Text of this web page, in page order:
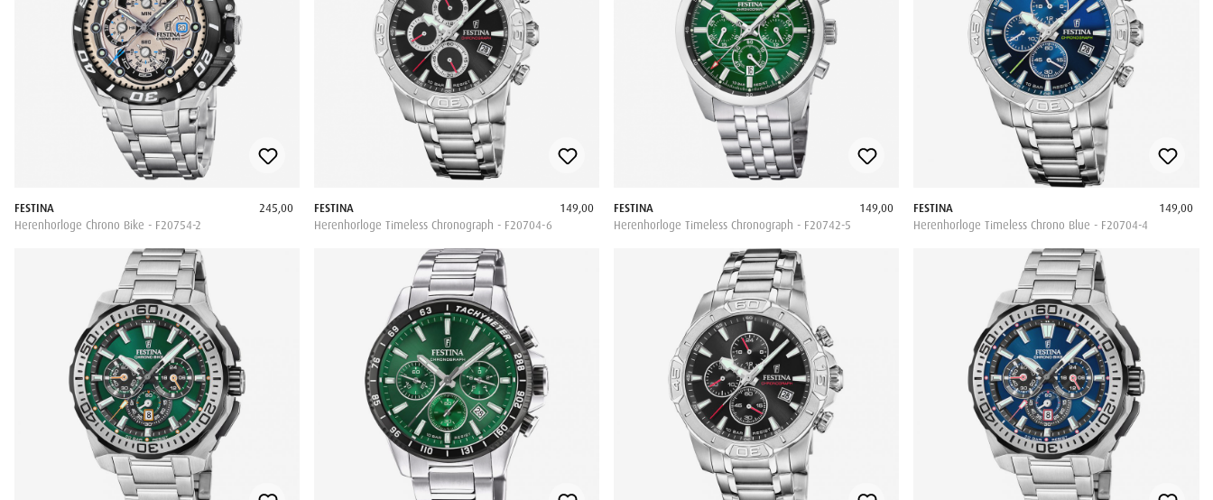
FESTINA
Herenhorloge Chrono Bike - F20754-2
245,00
FESTINA
Herenhorloge Timeless Chronograph - F20704-6
149,00
FESTINA
Herenhorloge Timeless Chronograph - F20742-5
149,00
FESTINA
Herenhorloge Timeless Chrono Blue - F20704-4
149,00